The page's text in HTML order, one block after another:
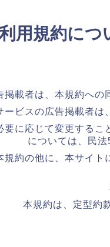
用規約につ
掲載者は、本規約への
ービスの広告掲載者は
要に応じて変更する
については、民
規約の他に、本サイ
本規約は、定型約